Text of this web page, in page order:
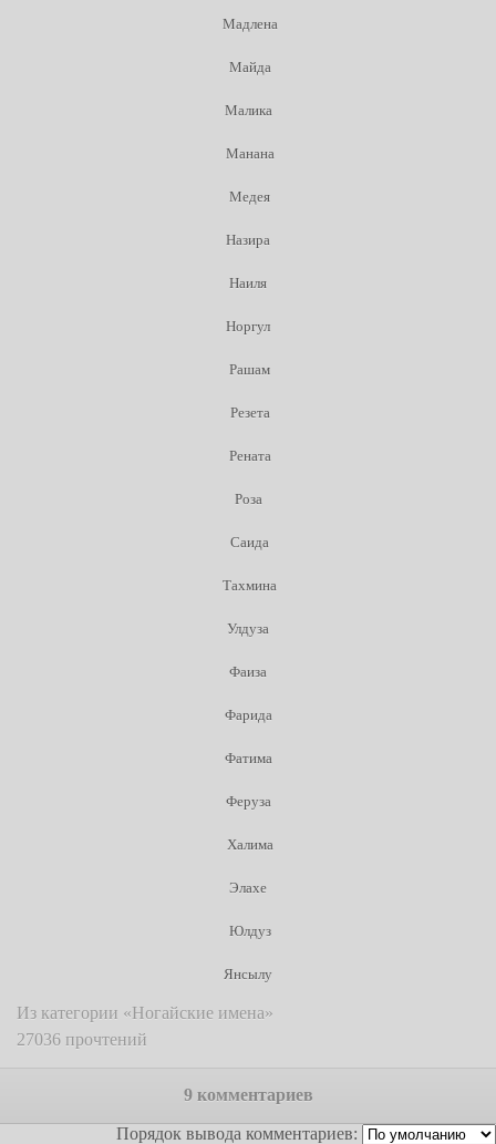
Мадлена
Майда
Малика
Манана
Медея
Назира
Наиля
Норгул
Рашам
Резета
Рената
Роза
Саида
Тахмина
Улдуза
Фаиза
Фарида
Фатима
Феруза
Халима
Элахе
Юлдуз
Янсылу
Из категории «Ногайские имена»
27036 прочтений
9 комментариев
Порядок вывода комментариев: